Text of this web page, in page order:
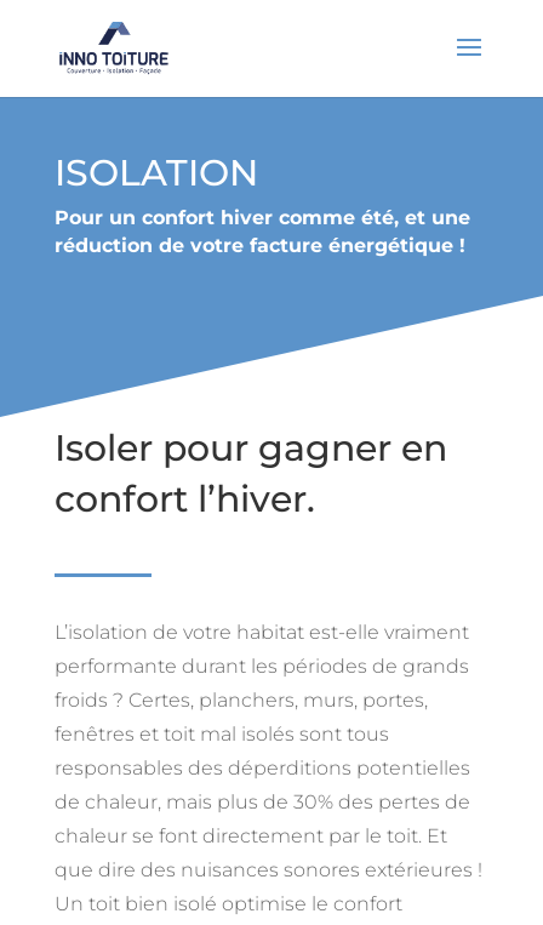
ISOLATION
Pour un confort hiver comme été, et une
réduction de votre facture énergétique !
Isoler pour gagner en
confort l’hiver.
L’isolation de votre habitat est-elle vraiment
performante durant les périodes de grands
froids ? Certes, planchers, murs, portes,
fenêtres et toit mal isolés sont tous
responsables des déperditions potentielles
de chaleur, mais plus de 30% des pertes de
chaleur se font directement par le toit. Et
que dire des nuisances sonores extérieures !
Un toit bien isolé optimise le confort